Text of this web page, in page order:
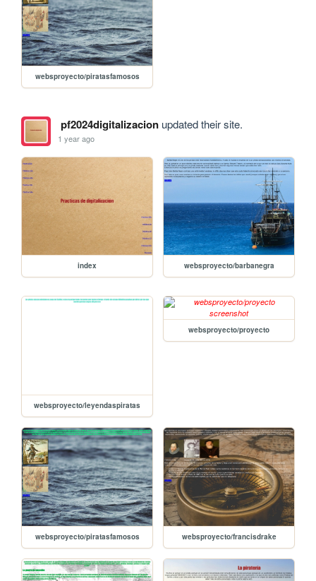
websproyecto/piratasfamosos
pf2024digitalizacionupdated their site.
1 year ago
index websproyecto/barbanegra
websproyecto/leyendaspiratas
websproyecto/proyecto
websproyecto/piratasfamosos websproyecto/francisdrake